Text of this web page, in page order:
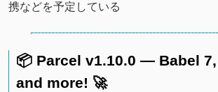
携などを予定している
📦 Parcel v1.10.0 — Babel
and more! 🚀